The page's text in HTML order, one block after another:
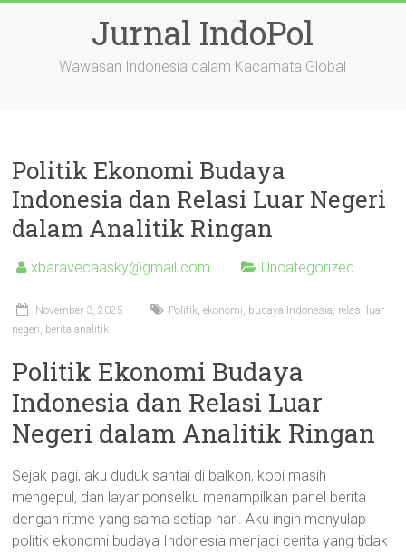
Jurnal IndoPol
Wawasan Indonesia dalam Kacamata Global
Politik Ekonomi Budaya
Indonesia dan Relasi Luar Negeri
dalam Analitik Ringan
xbaravecaasky@gmail.com Uncategorized
November 3, 2025
Politik, ekonomi, budaya Indonesia, relasi luar
negeri, berita analitik
Politik Ekonomi Budaya
Indonesia dan Relasi Luar
Negeri dalam Analitik Ringan
Sejak pagi, aku duduk santai di balkon, kopi masih
mengepul, dan layar ponselku menampilkan panel berita
dengan ritme yang sama setiap hari. Aku ingin menyulap
politik ekonomi budaya Indonesia menjadi cerita yang tidak